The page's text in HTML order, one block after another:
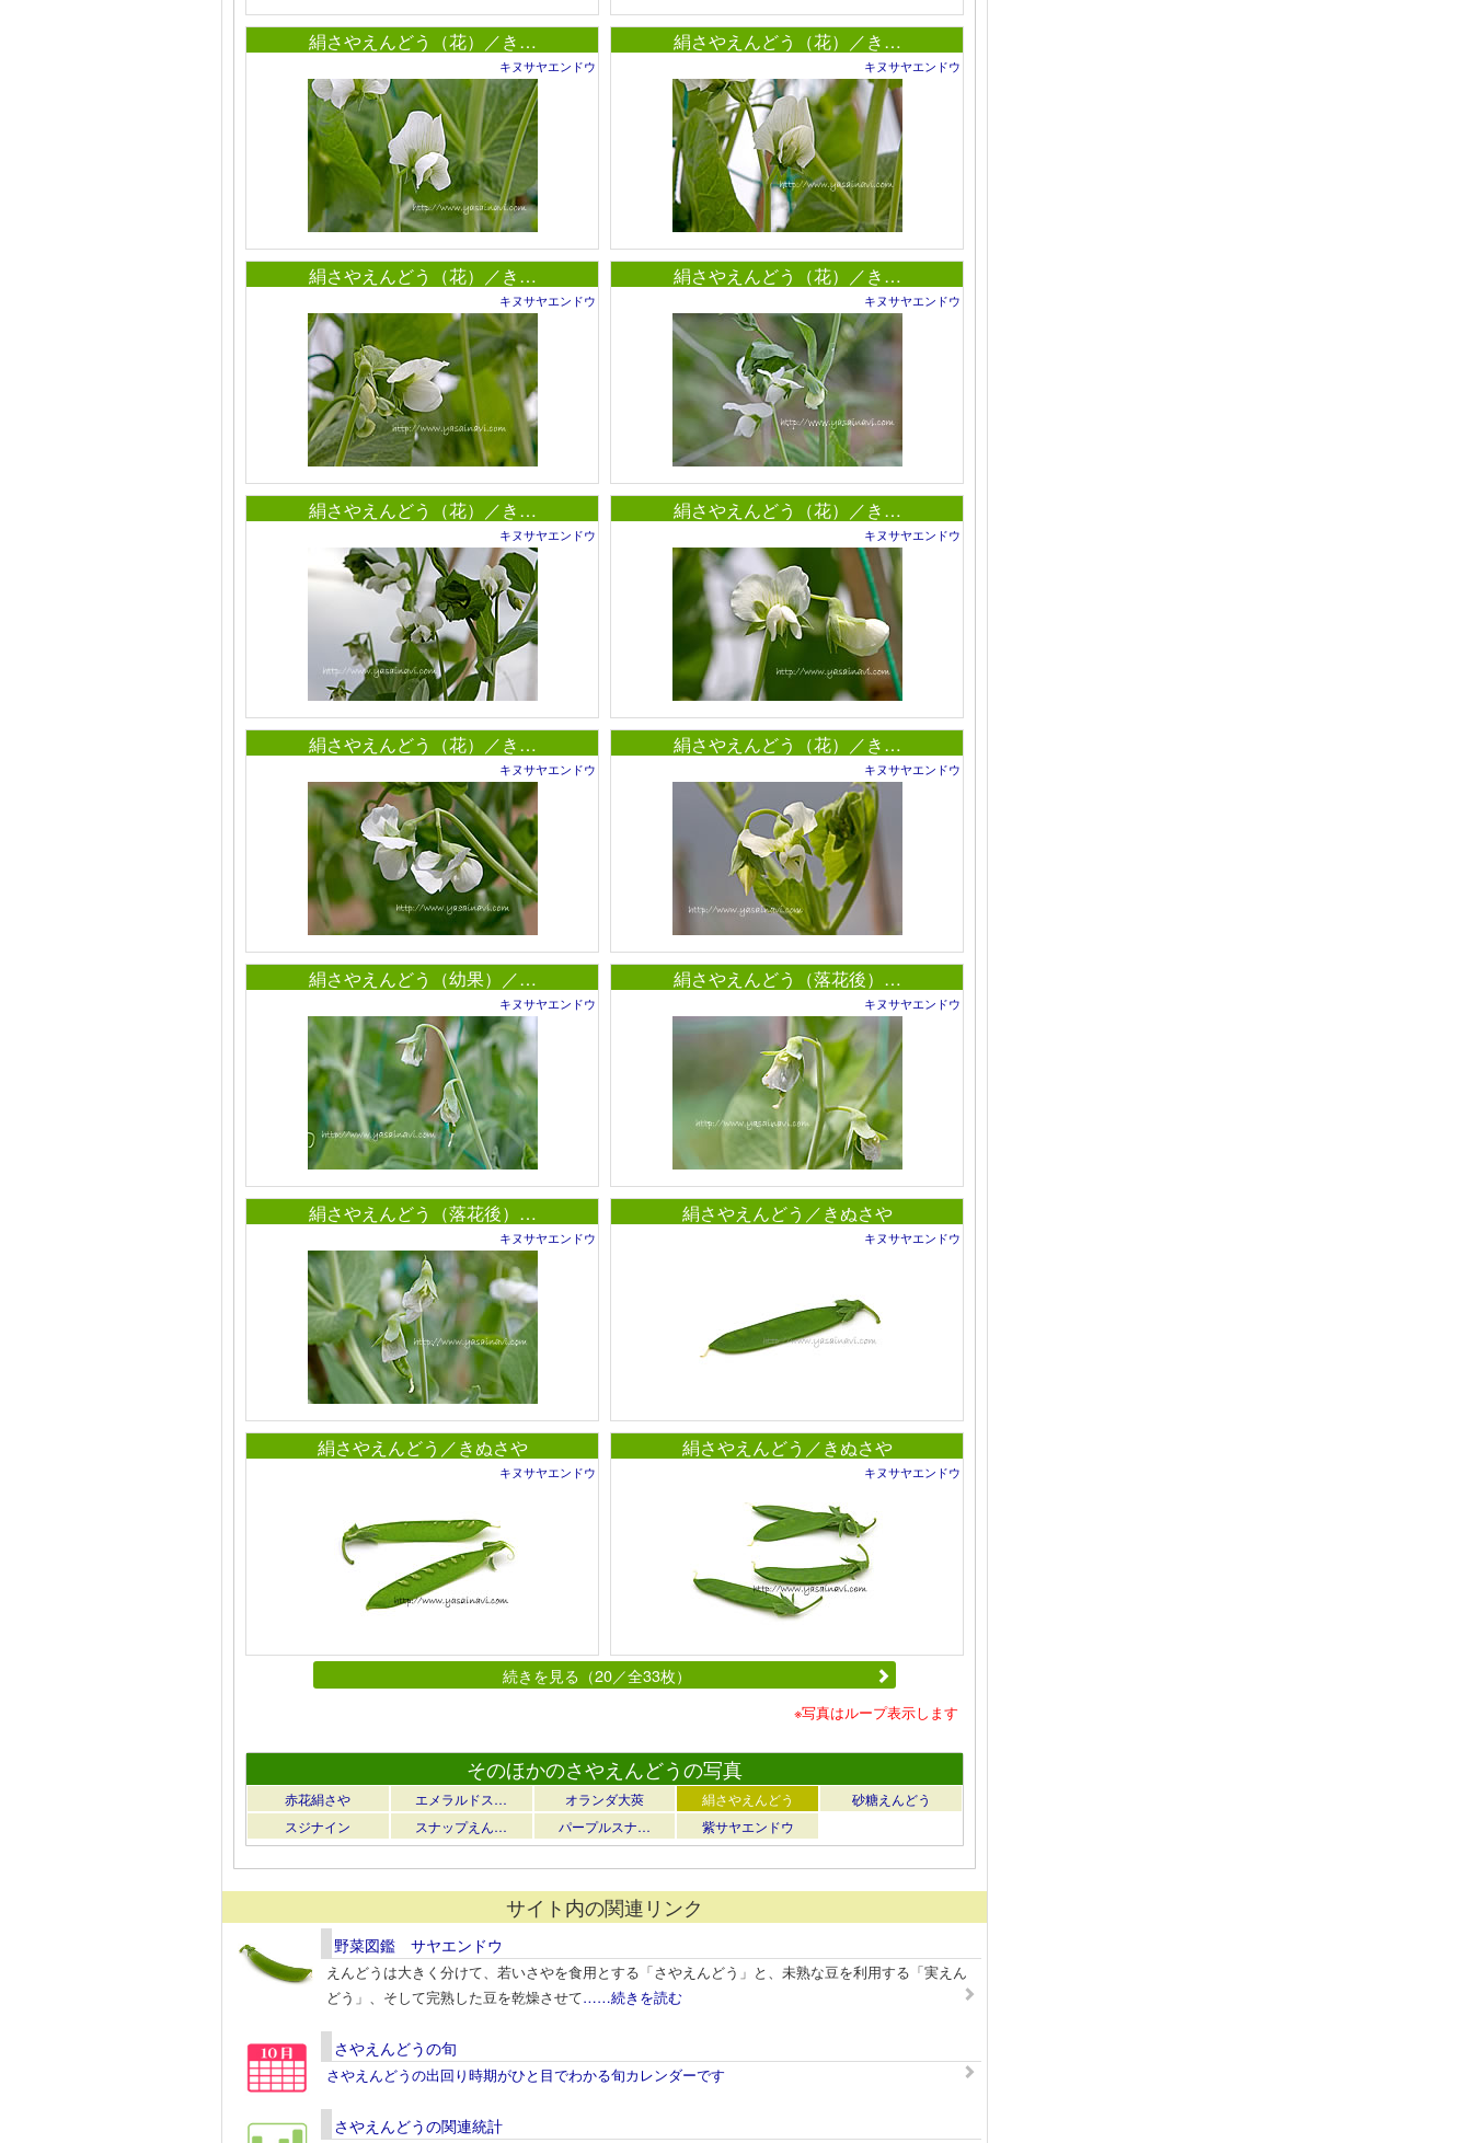
絹さやえんどう（花）／き…
キヌサヤエンドウ
絹さやえんどう（花）／き…
キヌサヤエンドウ
絹さやえんどう（花）／き…
キヌサヤエンドウ
絹さやえんどう（花）／き…
キヌサヤエンドウ
絹さやえんどう（花）／き…
キヌサヤエンドウ
絹さやえんどう（花）／き…
キヌサヤエンドウ
絹さやえんどう（花）／き…
キヌサヤエンドウ
絹さやえんどう（花）／き…
キヌサヤエンドウ
絹さやえんどう（幼果）／…
キヌサヤエンドウ
絹さやえんどう（落花後）…
キヌサヤエンドウ
絹さやえんどう（落花後）…
キヌサヤエンドウ
絹さやえんどう／きぬさや
キヌサヤエンドウ
絹さやえんどう／きぬさや
キヌサヤエンドウ
絹さやえんどう／きぬさや
キヌサヤエンドウ
続きを見る（20／全33枚）
※写真はループ表示します
そのほかのさやえんどうの写真
赤花絹さや エメラルドス… オランダ大莢 絹さやえんどう
砂糖えんどう
スジナイン
スナップえん… パープルスナ… 紫サヤエンドウ
サイト内の関連リンク
野菜図鑑 サヤエンドウ
えんどうは大きく分けて、若いさやを食用とする「さやえんどう」と、未熟な豆を利用する「実えん
どう」、そして完熟した豆を乾燥させて……続きを読む
さやえんどうの旬
さやえんどうの出回り時期がひと目でわかる旬カレンダーです
さやえんどうの関連統計